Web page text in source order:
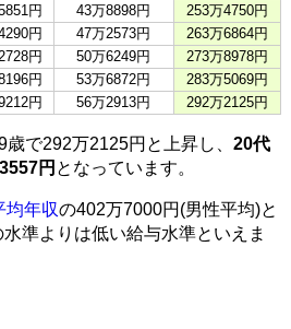
円 43万8898円
253万4750円
円 47万2573円
263万6864円
円 50万6249円
273万8978円
円 53万6872円
283万5069円
円 56万2913円 292万2125円
で292万2125円と上昇し、 20代
円 となっています。
均年収の402万7000円(男性平均)と
準よりは低い給与水準といえま